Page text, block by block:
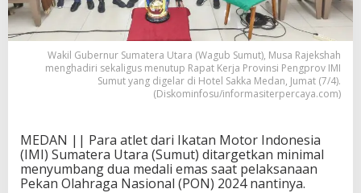
Wakil Gubernur Sumatera Utara (Wagub Sumut), Musa Rajekshah
menghadiri sekaligus menutup Rapat Kerja Provinsi Pengprov IMI
Sumut yang digelar di Hotel Sakka Medan, Jumat (7/4).
(Diskominfosu/informasiterpercaya.com)
MEDAN || Para atlet dari Ikatan Motor Indonesia
(IMI) Sumatera Utara (Sumut) ditargetkan minimal
menyumbang dua medali emas saat pelaksanaan
Pekan Olahraga Nasional (PON) 2024 nantinya.